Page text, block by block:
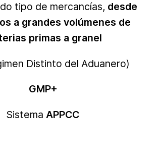
tipo de mercancías, desde
a grandes volúmenes de
primas a granel
Distinto del Aduanero)
GMP+
Sistema APPCC